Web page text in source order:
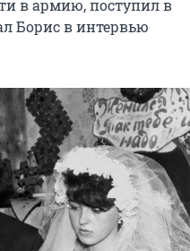
в армию, поступил в
Борис в интервью